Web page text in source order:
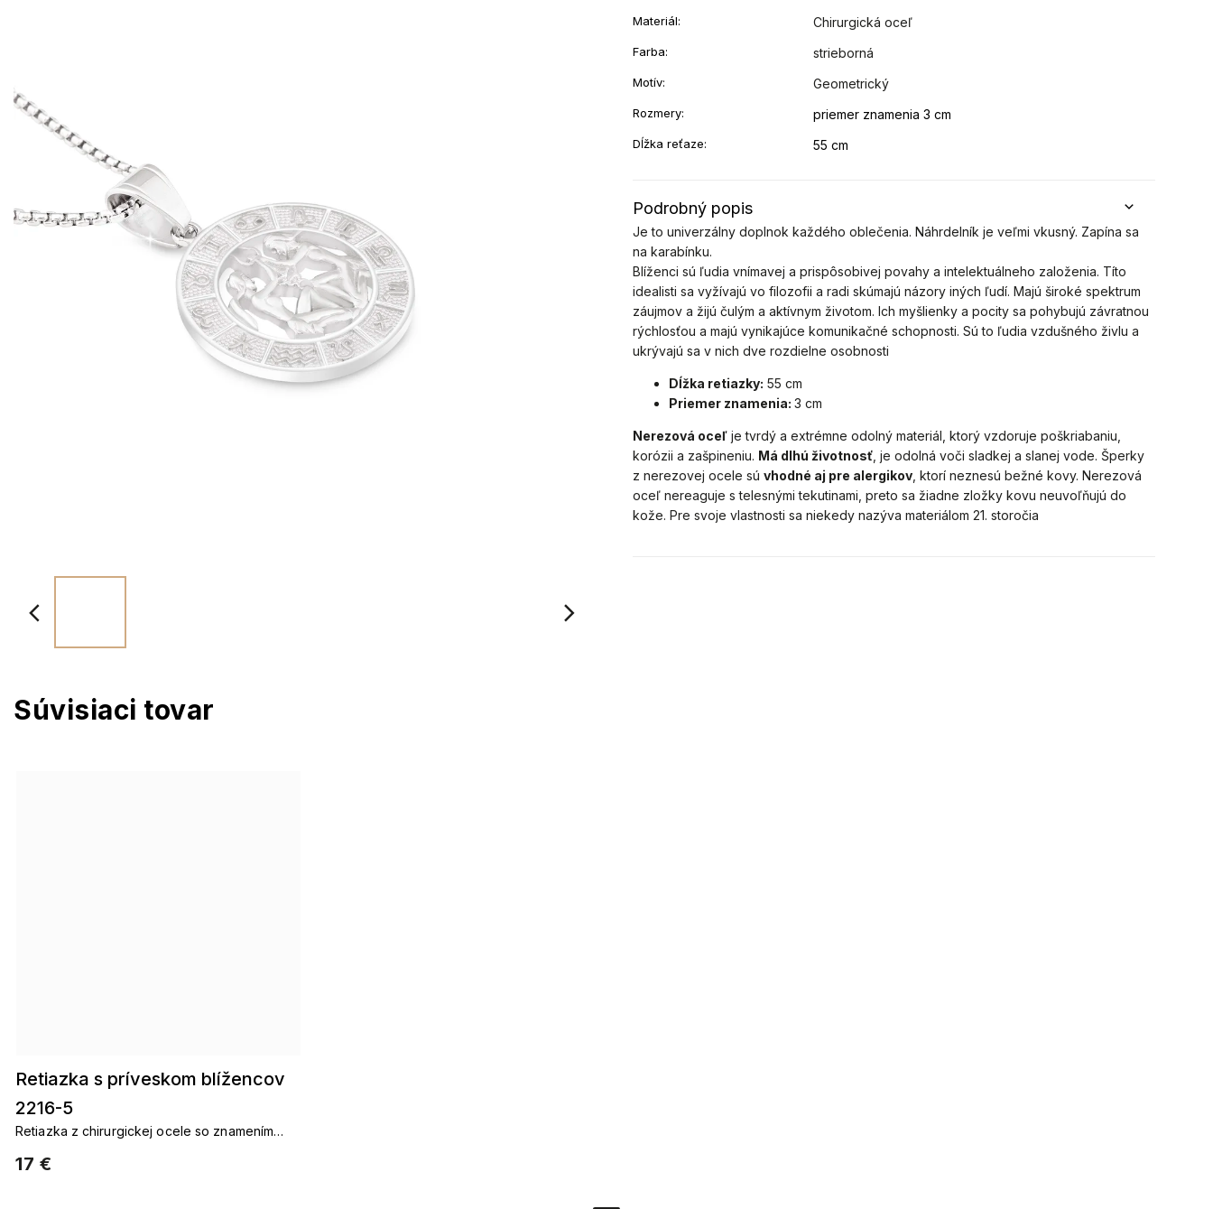
Podrobný popis
Je to univerzálny doplnok každého oblečenia. Náhrdelník je veľmi vkusný. Zapína sa
na karabínku.
Blíženci sú ľudia vnímavej a prispôsobivej povahy a intelektuálneho založenia. Títo
idealisti sa vyžívajú vo filozofii a radi skúmajú názory iných ľudí. Majú široké spektrum
záujmov a žijú čulým a aktívnym životom. Ich myšlienky a pocity sa pohybujú závratnou
rýchlosťou a majú vynikajúce komunikačné schopnosti. Sú to ľudia vzdušného živlu a
ukrývajú sa v nich dve rozdielne osobnosti
Dĺžka retiazky: 55 cm
Priemer znamenia:3 cm
Nerezová oceľ je tvrdý a extrémne odolný materiál, ktorý vzdoruje poškriabaniu,
korózii a zašpineniu. Má dlhú životnosť , je odolná voči sladkej a slanej vode. Šperky
z nerezovej ocele sú vhodné aj pre alergikov , ktorí neznesú bežné kovy. Nerezová
oceľ nereaguje s telesnými tekutinami, preto sa žiadne zložky kovu neuvoľňujú do
kože. Pre svoje vlastnosti sa niekedy nazýva materiálom 21. storočia
Materiál: Chirurgická oceľ
Farba: strieborná
Motív: Geometrický
Rozmery: priemer znamenia 3 cm
Dĺžka reťaze: 55 cm
Súvisiaci tovar
Retiazka s príveskom blížencov
2216-5
17 €
Retiazka z chirurgickej ocele so znamením
kvalitnej chirurgickej ocele.